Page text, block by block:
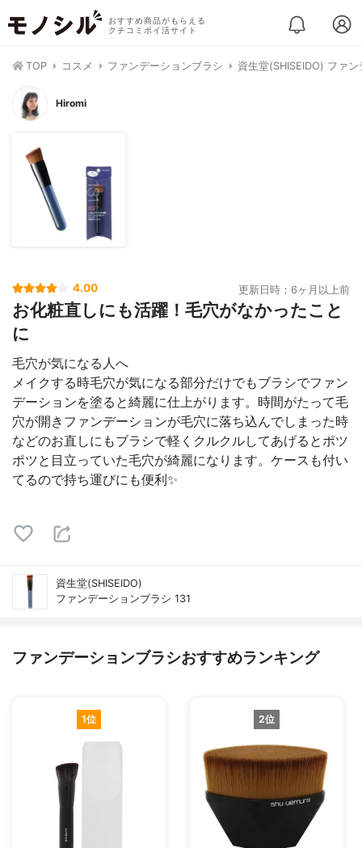
おすすめ商品がもらえる
クチコミポイ活サイト
TOP コスメ ファンデーションブラシ 資生堂(SHISEIDO) ファ
Hiromi
4.00 更新日時：6ヶ月以上前
お化粧直しにも活躍！毛穴がなかったこと
に
毛穴が気になる人へ
メイクする時毛穴が気になる部分だけでもブラシでファン
デーションを塗ると綺麗に仕上がります。時間がたって毛
穴が開きファンデーションが毛穴に落ち込んでしまった時
などのお直しにもブラシで軽くクルクルしてあげるとポツ
ポツと目立っていた毛穴が綺麗になります。ケースも付い
てるので持ち運びにも便利✨
資生堂(SHISEIDO)
ファンデーションブラシ 131
ファンデーションブラシおすすめランキング
1位 2位